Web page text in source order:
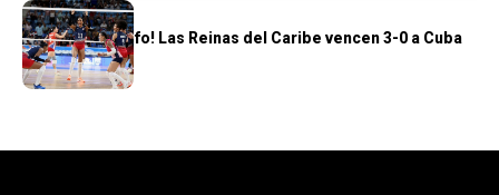
DEPORTES
¡Segundo triunfo! Las Reinas del Caribe vencen 3-0 a Cuba